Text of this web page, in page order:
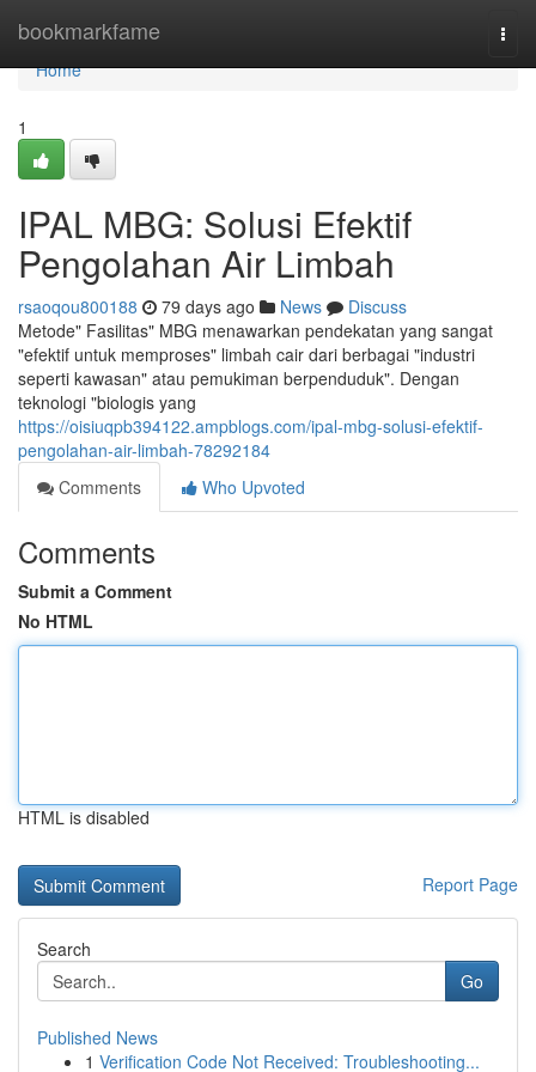
bookmarkfame
Home
Home
1
IPAL MBG: Solusi Efektif
Pengolahan Air Limbah
rsaoqou800188 79 days ago News
Discuss
Metode" Fasilitas" MBG menawarkan pendekatan yang sangat
"efektif untuk memproses" limbah cair dari berbagai "industri
seperti kawasan" atau pemukiman berpenduduk". Dengan
teknologi "biologis yang
https://oisiuqpb394122.ampblogs.com/ipal-mbg-solusi-efektif-
pengolahan-air-limbah-78292184
Comments
Who Upvoted
Comments
Submit a Comment
No HTML
HTML is disabled
Report Page
Search
Go
Published News
1 Verification Code Not Received: Troubleshooting...